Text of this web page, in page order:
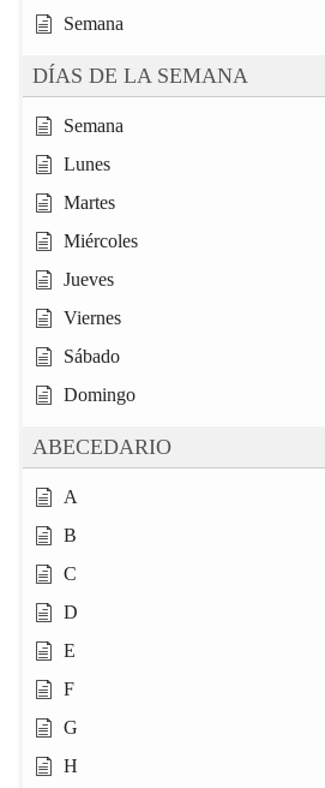
Semana
DÍAS DE LA SEMANA
Semana
Lunes
Martes
Miércoles
Jueves
Viernes
Sábado
Domingo
ABECEDARIO
A
B
C
D
E
F
G
H